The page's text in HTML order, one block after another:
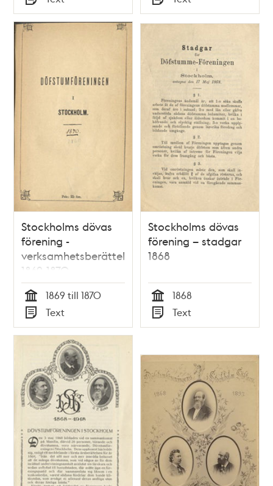
Typ
Typ
Stockholms dövas
förening -
verksamhetsberättelser
1869-1870
Tid
1869 till 1870
Typ
Text
Stockholms dövas
förening – stadgar
1868
Tid
1868
Typ
Text